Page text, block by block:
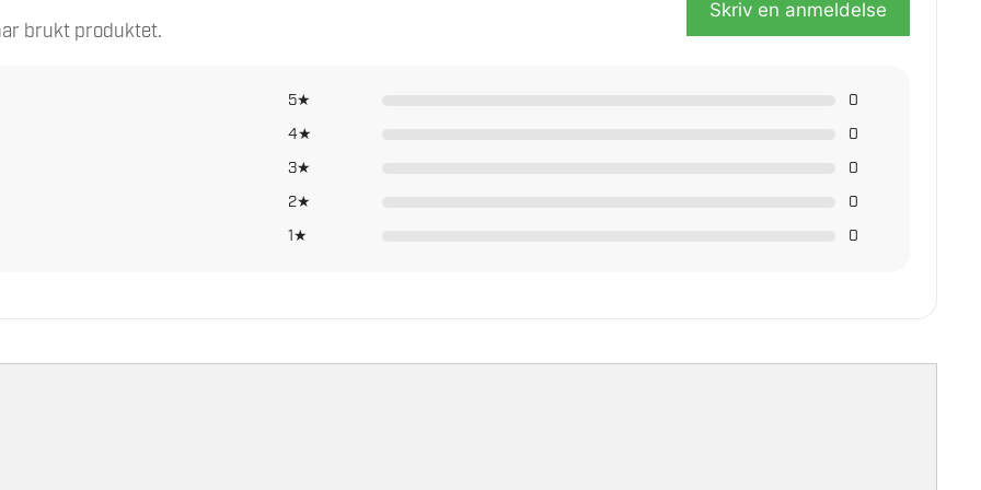
brukt produktet.
Skriv en anmeldelse
5★
0
4★
0
3★
0
2★
0
1★
0